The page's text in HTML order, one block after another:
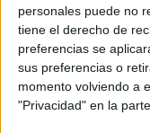
personales puede no
tiene el derecho de
preferencias se
sus preferencias o
momento volviendo a
"Privacidad" en la
Producto
Comienzan las